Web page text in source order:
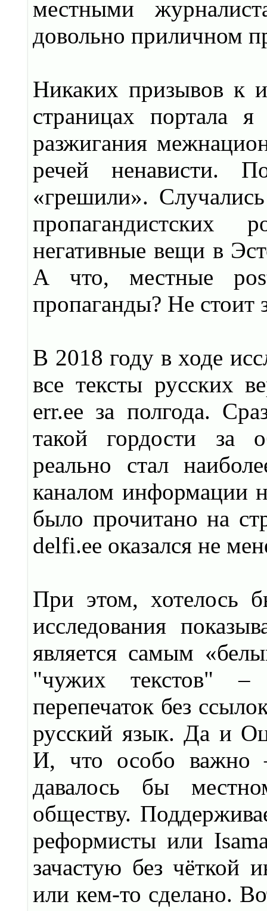
местными
довольно приличном
Никаких призывов к
страницах портала
разжигания
речей ненависти.
«грешили».
негативные вещи в
А что, местные
пропаганды? Не
В 2018 году в ходе
все тексты русских
err.ee за полгода.
такой гордости за
реально стал
каналом информации
было прочитано на
delfi.ee оказался не
При этом, хотелось
исследования
является самым
"чужих текстов" –
перепечаток без
русский язык. Да и
И, что особо важно
давалось бы
обществу.
реформисты или
зачастую без чёткой
или кем-то сделано.